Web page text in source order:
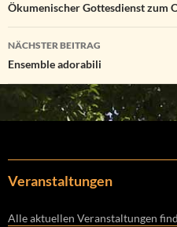
Ökumenischer Gottesdienst zum
NÄCHSTER BEITRAG
Ensemble adorabili
Veranstaltungen
Alle aktuellen Veranstaltungen